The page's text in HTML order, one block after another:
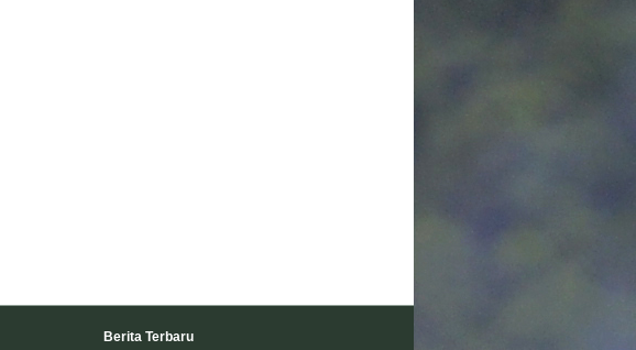
Berita Terbaru